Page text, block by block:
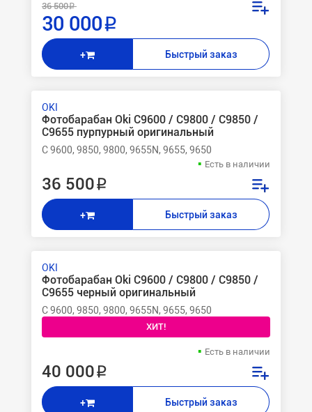
36 500 ₽
30 000 ₽
+ Быстрый заказ
OKI
Фотобарабан Oki C9600 / C9800 / C9850 /
C9655 пурпурный оригинальный
C 9600, 9850, 9800, 9655N, 9655, 9650
Есть в наличии
36 500 ₽
+ Быстрый заказ
OKI
Фотобарабан Oki C9600 / C9800 / C9850 /
C9655 черный оригинальный
C 9600, 9850, 9800, 9655N, 9655, 9650
ХИТ!
Есть в наличии
40 000 ₽
+ Быстрый заказ